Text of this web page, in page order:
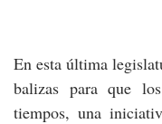
En esta última
balizas para que
tiempos, una